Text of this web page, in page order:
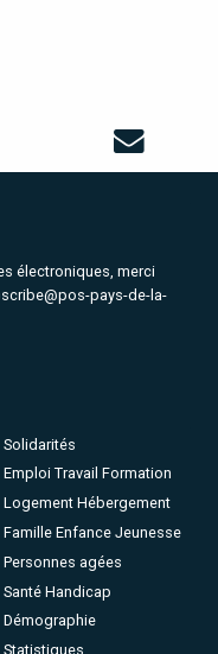
électroniques, merci
pays-de-la-
Solidarités
Emploi Travail Formation
Logement Hébergement
Famille Enfance Jeunesse
Personnes agées
Santé Handicap
Démographie
Statistiques